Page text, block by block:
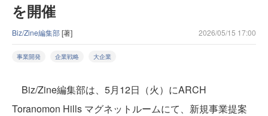
を開催
Biz/Zine編集部[著] 2026/05/15 17:00
事業開発 企業戦略 大企業
Biz/Zine編集部は、5月12日（火）にARCH
Toranomon Hills マグネットルームにて、新規事業提案